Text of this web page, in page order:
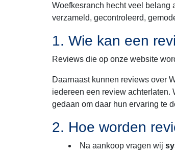
Woefkesranch hecht veel belang
verzameld, gecontroleerd,
1. Wie kan een
Reviews die op onze website
Daarnaast kunnen reviews over
iedereen een review achterlaten.
gedaan om daar hun ervaring te
2. Hoe worden
Na aankoop vragen wij